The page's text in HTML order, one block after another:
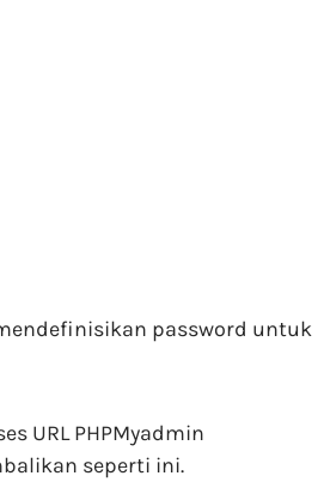
password untuk
URL PHPMyadmin
seperti ini.